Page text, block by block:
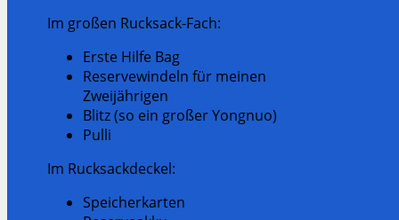
Im großen Rucksack-Fach:
Erste Hilfe Bag
Reservewindeln für meinen
Zweijährigen
Blitz (so ein großer Yongnuo)
Pulli
Im Rucksackdeckel:
Speicherkarten